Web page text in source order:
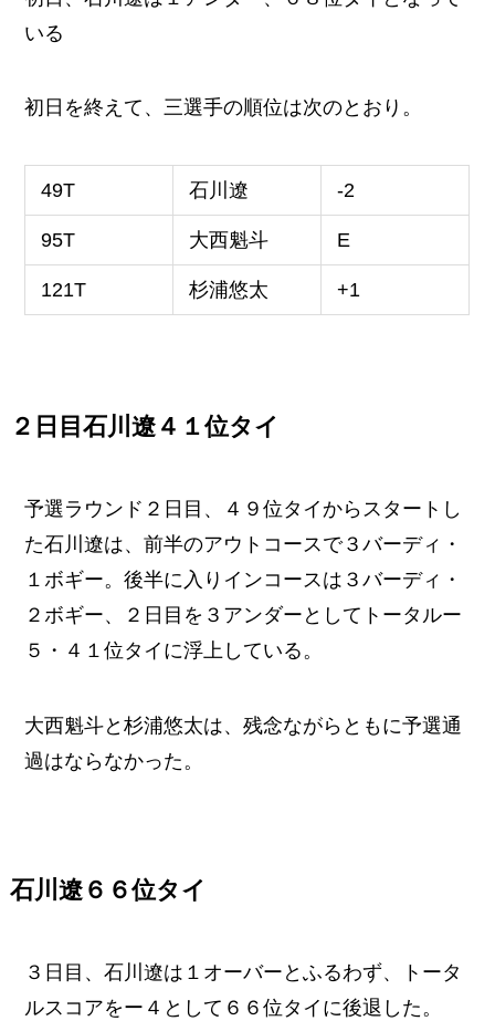
いる
初日を終えて、三選手の順位は次のとおり。
49T 石川遼 -2
95T 大西魁斗 E
121T 杉浦悠太 +1
２日目石川遼４１位タイ
予選ラウンド２日目、４９位タイからスタートし
た石川遼は、前半のアウトコースで３バーディ・
１ボギー。後半に入りインコースは３バーディ・
２ボギー、２日目を３アンダーとしてトータルー
５・４１位タイに浮上している。
大西魁斗と杉浦悠太は、残念ながらともに予選通
過はならなかった。
石川遼６６位タイ
３日目、石川遼は１オーバーとふるわず、トータ
ルスコアをー４として６６位タイに後退した。